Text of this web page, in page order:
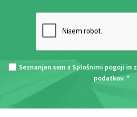
Seznanjen sem s Splošnimi pogoji in z
podatkov. *